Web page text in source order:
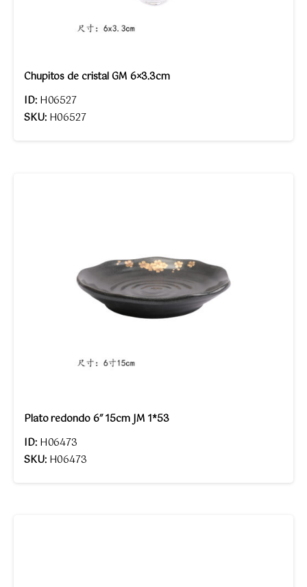
Chupitos de cristal GM 6×3.3cm
ID: H06527
SKU: H06527
Plato redondo 6″ 15cm JM 1*53
ID: H06473
SKU: H06473